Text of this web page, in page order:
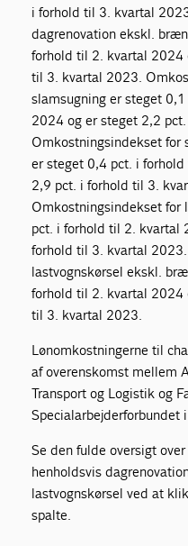
i forhold til 3. kvartal
dagrenovation ekskl.
forhold til 2. kvartal 2024
til 3. kvartal 2023.
slamsugning er steget
2024 og er steget 2,2
Omkostningsindekset
er steget 0,4 pct. i
2,9 pct. i forhold til 3.
Omkostningsindekset for
pct. i forhold til 2. kvartal
forhold til 3. kvartal
lastvognskørsel ekskl.
forhold til 2. kvartal 2024
til 3. kvartal 2023.
Lønomkostningerne til
af overenskomst mellem
Transport og Logistik og
Specialarbejderforbundet
Se den fulde oversigt
henholdsvis
lastvognskørsel ved at
spalte.